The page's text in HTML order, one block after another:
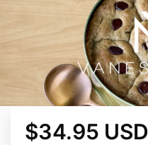
$34.95 USD